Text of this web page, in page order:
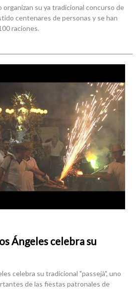
organizan su ya tradicional concurso de
centenares de personas y se han
raciones.
Ángeles celebra su
celebra su tradicional "passejà", uno
de las fiestas patronales de